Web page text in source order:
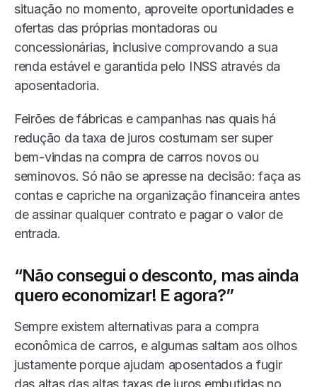
situação no momento, aproveite oportunidades e
ofertas das próprias montadoras ou
concessionárias, inclusive comprovando a sua
renda estável e garantida pelo INSS através da
aposentadoria.
Feirões de fábricas e campanhas nas quais há
redução da taxa de juros costumam ser super
bem-vindas na compra de carros novos ou
seminovos. Só não se apresse na decisão: faça as
contas e capriche na organização financeira antes
de assinar qualquer contrato e pagar o valor de
entrada.
“Não consegui o desconto, mas ainda
quero economizar! E agora?”
Sempre existem alternativas para a compra
econômica de carros, e algumas saltam aos olhos
justamente porque ajudam aposentados a fugir
das altas das altas taxas de juros embutidas no